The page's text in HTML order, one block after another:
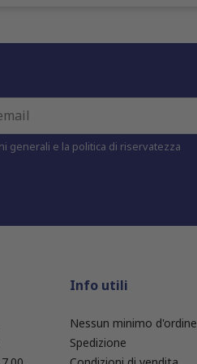
generali e la politica di riservatezza
Info utili
Nessun minimo d'ordine
Spedizione